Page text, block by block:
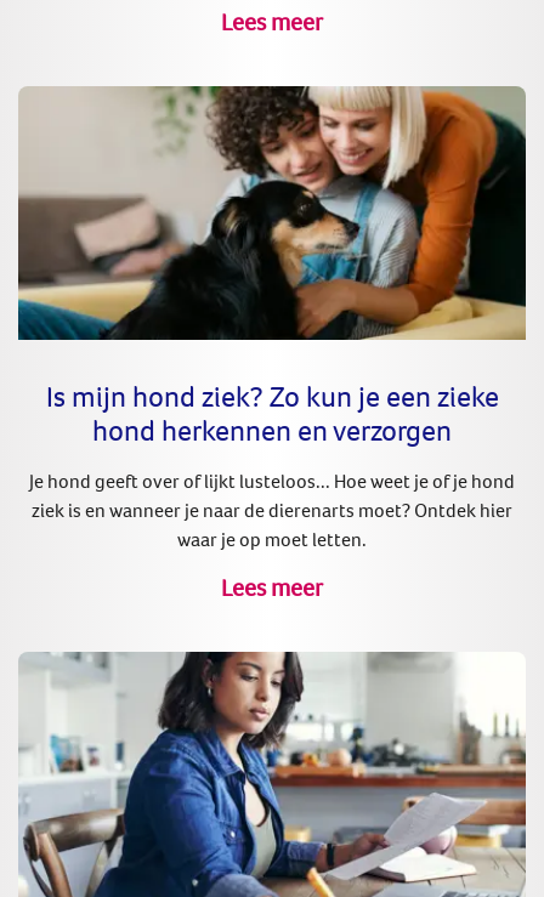
Lees meer
Is mijn hond ziek? Zo kun je een zieke
hond herkennen en verzorgen
Je hond geeft over of lijkt lusteloos... Hoe weet je of je hond
ziek is en wanneer je naar de dierenarts moet? Ontdek hier
waar je op moet letten.
Lees meer